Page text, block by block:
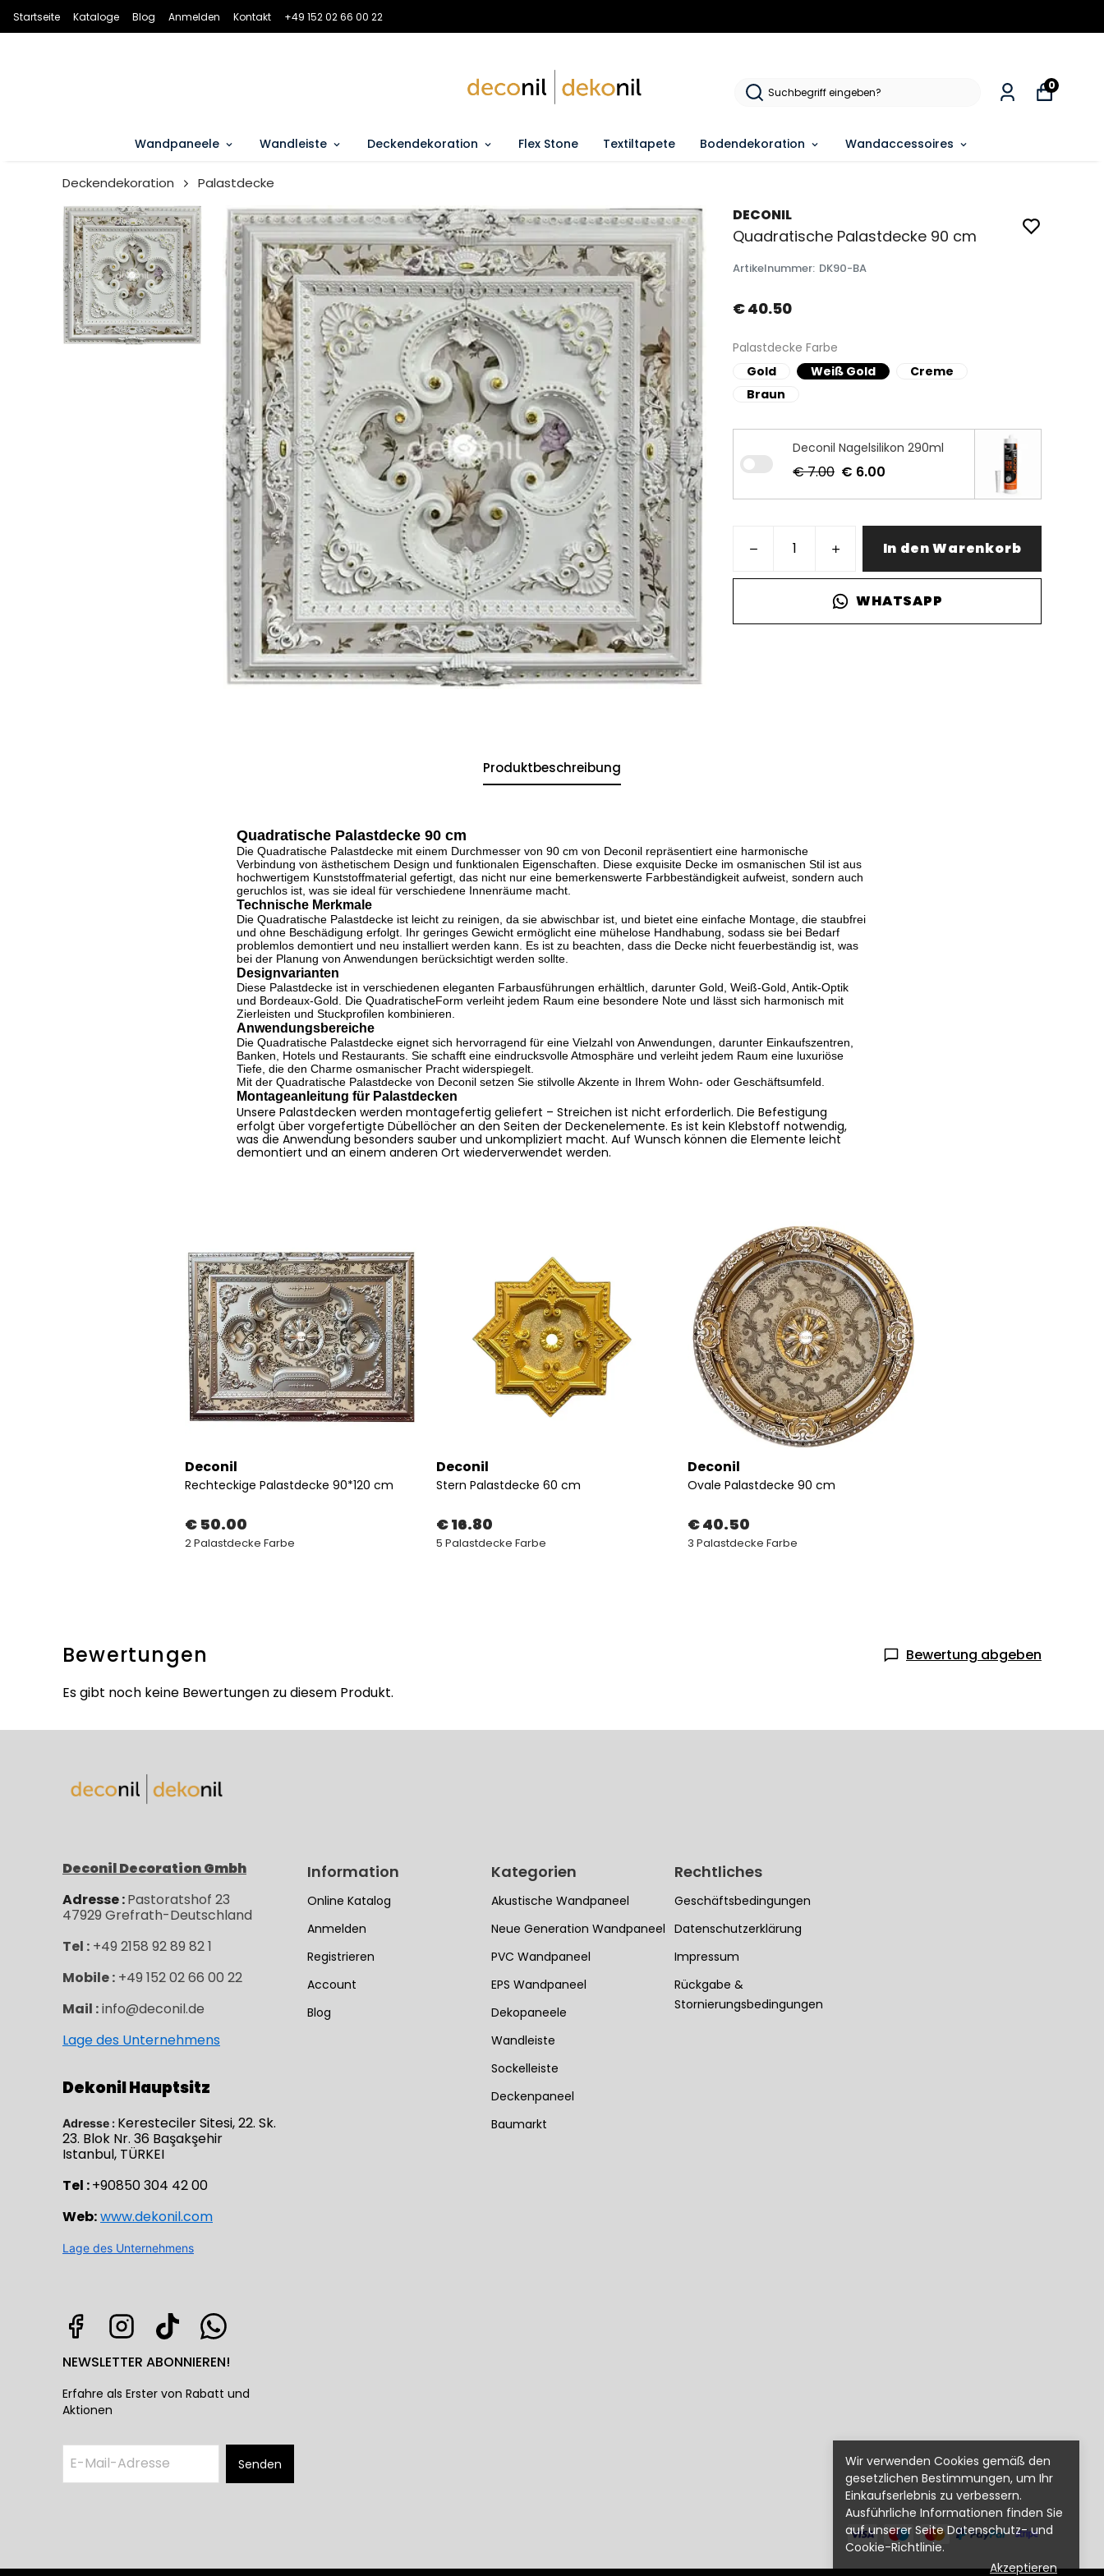
Startseite Kataloge Blog Anmelden Kontakt +49 152 02 66 00 22
Wandpaneele Wandleiste Deckendekoration Flex Stone Textiltapete Bodendekoration Wandaccessoires
0
Wir verwenden Cookies gemäß den
gesetzlichen Bestimmungen, um Ihr
Einkaufserlebnis zu verbessern.
Ausführliche Informationen finden Sie
auf unserer Seite Datenschutz- und
Cookie-Richtlinie.
Akzeptieren
Deckendekoration Palastdecke
DECONIL
Quadratische Palastdecke 90 cm
Artikelnummer: DK90-BA
€ 40.50
Palastdecke Farbe
Gold
Weiß Gold
Creme
Braun
Deconil Nagelsilikon 290ml
€ 7.00 € 6.00
In den Warenkorb
WHATSAPP
Produktbeschreibung
Quadratische Palastdecke 90 cm
Die Quadratische Palastdecke mit einem Durchmesser von 90 cm von Deconil repräsentiert eine harmonische
Verbindung von ästhetischem Design und funktionalen Eigenschaften. Diese exquisite Decke im osmanischen Stil ist aus
hochwertigem Kunststoffmaterial gefertigt, das nicht nur eine bemerkenswerte Farb­beständigkeit aufweist, sondern auch
geruchlos ist, was sie ideal für verschiedene Innenräume macht.
Technische Merkmale
Die Quadratische Palastdecke ist leicht zu reinigen, da sie abwischbar ist, und bietet eine einfache Montage, die staubfrei
und ohne Beschädigung erfolgt. Ihr geringes Gewicht ermöglicht eine mühelose Handhabung, sodass sie bei Bedarf
problemlos demontiert und neu installiert werden kann. Es ist zu beachten, dass die Decke nicht feuerbeständig ist, was
bei der Planung von Anwendungen berücksichtigt werden sollte.
Designvarianten
Diese Palastdecke ist in verschiedenen eleganten Farbausführungen erhältlich, darunter Gold, Weiß-Gold, Antik-Optik
und Bordeaux-Gold. Die QuadratischeForm verleiht jedem Raum eine besondere Note und lässt sich harmonisch mit
Zierleisten und Stuckprofilen kombinieren.
Anwendungsbereiche
Die Quadratische Palastdecke eignet sich hervorragend für eine Vielzahl von Anwendungen, darunter Einkaufszentren,
Banken, Hotels und Restaurants. Sie schafft eine eindrucksvolle Atmosphäre und verleiht jedem Raum eine luxuriöse
Tiefe, die den Charme osmanischer Pracht widerspiegelt.
Mit der Quadratische Palastdecke von Deconil setzen Sie stilvolle Akzente in Ihrem Wohn- oder Geschäftsumfeld.
Montageanleitung für Palastdecken
Unsere Palastdecken werden montagefertig geliefert – Streichen ist nicht erforderlich. Die Befestigung
erfolgt über vorgefertigte Dübellöcher an den Seiten der Deckenelemente. Es ist kein Klebstoff notwendig,
was die Anwendung besonders sauber und unkompliziert macht. Auf Wunsch können die Elemente leicht
demontiert und an einem anderen Ort wiederverwendet werden.
Deconil
Rechteckige Palastdecke 90*120 cm
€ 50.00
2 Palastdecke Farbe
Deconil
Stern Palastdecke 60 cm
€ 16.80
5 Palastdecke Farbe
Deconil
Ovale Palastdecke 90 cm
€ 40.50
3 Palastdecke Farbe
Bewertungen
Bewertung abgeben
Es gibt noch keine Bewertungen zu diesem Produkt.
Information
Online Katalog
Anmelden
Registrieren
Account
Blog
Kategorien
Akustische Wandpaneel
Neue Generation Wandpaneel
PVC Wandpaneel
EPS Wandpaneel
Dekopaneele
Wandleiste
Sockelleiste
Deckenpaneel
Baumarkt
Rechtliches
Geschäftsbedingungen
Datenschutzerklärung
Impressum
Rückgabe &
Stornierungsbedingungen
Deconil Decoration Gmbh
Adresse :Pastoratshof 23
47929 Grefrath-Deutschland
Tel : +49 2158 92 89 82 1
Mobile : +49 152 02 66 00 22
Mail :info@deconil.de
Lage des Unternehmens
Dekonil Hauptsitz
Adresse : Keresteciler Sitesi, 22. Sk.
23. Blok Nr. 36 Başakşehir
Istanbul, TÜRKEI
Tel :+90850 304 42 00
Web:www.dekonil.com
Lage des Unternehmens
NEWSLETTER ABONNIEREN!
Erfahre als Erster von Rabatt und
Aktionen
Senden